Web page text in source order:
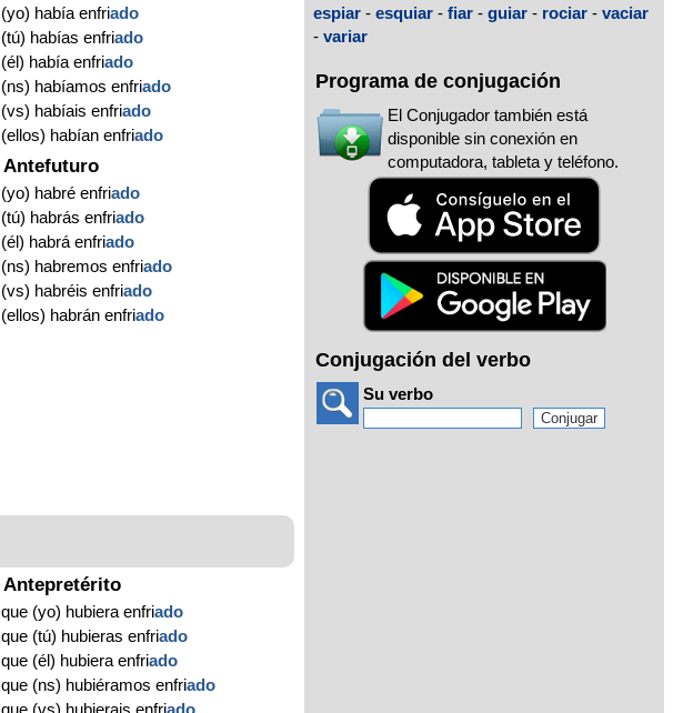
(yo) había enfriado
(tú) habías enfriado
(él) había enfriado
(ns) habíamos enfriado
(vs) habíais enfriado
(ellos) habían enfriado
Antefuturo
(yo) habré enfriado
(tú) habrás enfriado
(él) habrá enfriado
(ns) habremos enfriado
(vs) habréis enfriado
(ellos) habrán enfriado
Antepretérito
que (yo) hubiera enfriado
que (tú) hubieras enfriado
que (él) hubiera enfriado
que (ns) hubiéramos enfriado
que (vs) hubierais enfriado
espiar - esquiar - fiar - guiar - rociar - vaciar
- variar
Programa de conjugación
El Conjugador también está
disponible sin conexión en
computadora, tableta y teléfono.
Conjugación del verbo
Su verbo